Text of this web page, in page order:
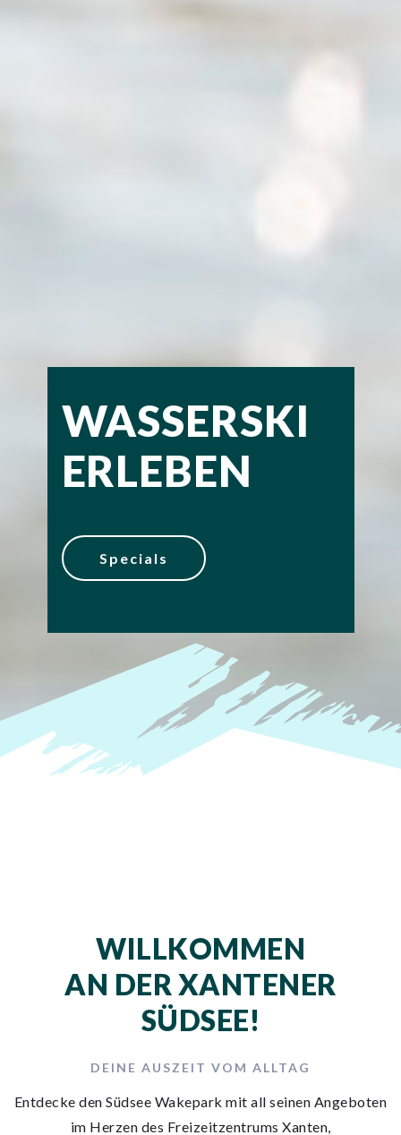
WASSERSKI
ERLEBEN
Specials
WILLKOMMEN
AN DER XANTENER
SÜDSEE!
DEINE AUSZEIT VOM ALLTAG
Entdecke den Südsee Wakepark mit all seinen Angeboten
im Herzen des Freizeitzentrums Xanten,